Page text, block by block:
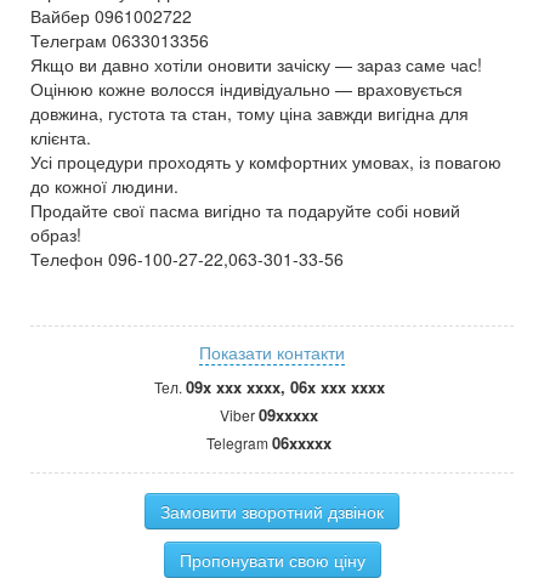
Вайбер 0961002722
Телеграм 0633013356
Якщо ви давно хотіли оновити зачіску — зараз саме час!
Оцінюю кожне волосся індивідуально — враховується
довжина, густота та стан, тому ціна завжди вигідна для
клієнта.
Усі процедури проходять у комфортних умовах, із повагою
до кожної людини.
Продайте свої пасма вигідно та подаруйте собі новий
образ!
Телефон 096-100-27-22,063-301-33-56
Показати контакти
Тел. 09x xxx xxxx, 06x xxx xxxx
Viber09xxxxx
Telegram 06xxxxx
Замовити зворотний дзвінок
Пропонувати свою ціну